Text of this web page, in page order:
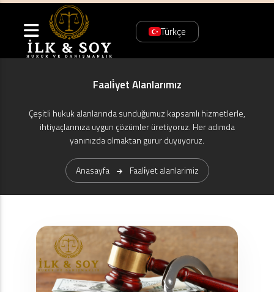
Türkçe
Faali̇yet Alanlarımız
Çeşitli hukuk alanlarında sunduğumuz kapsamlı hizmetlerle,
ihtiyaçlarınıza uygun çözümler üretiyoruz. Her adımda
yanınızda olmaktan gurur duyuyoruz.
Anasayfa Faali̇yet alanlarimiz